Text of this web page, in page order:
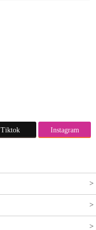
Tiktok Instagram